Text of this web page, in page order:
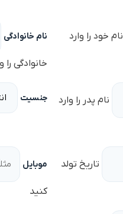
نام خود را وارد نام خانوادگی
خانوادگی را
نام پدر را وارد جنسیت
تاریخ تولد موبایل
کنید